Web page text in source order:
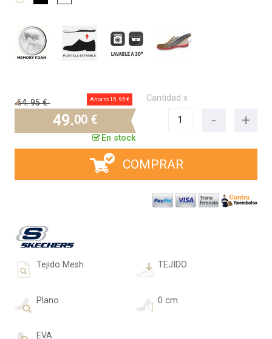
64.95 € Ahorro 15. 95 €
49.00 €
En stock
Cantidad x
COMPRAR
Tejido Mesh TEJIDO
Plano 0 cm.
EVA